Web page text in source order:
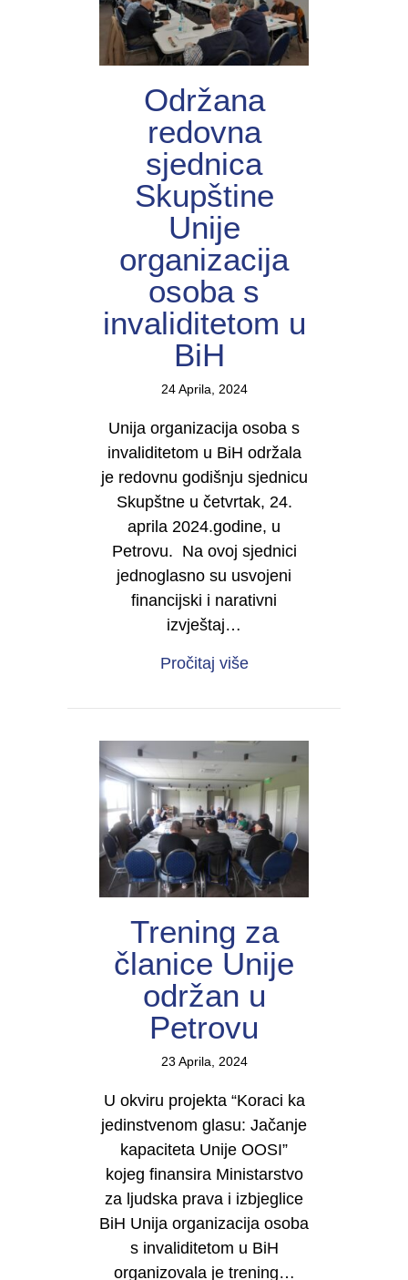
Održana
redovna
sjednica
Skupštine
Unije
organizacija
osoba s
invaliditetom u
BiH
24 Aprila, 2024
Unija organizacija osoba s
invaliditetom u BiH održala
je redovnu godišnju sjednicu
Skupštne u četvrtak, 24.
aprila 2024.godine, u
Petrovu. Na ovoj sjednici
jednoglasno su usvojeni
financijski i narativni
izvještaj…
Pročitaj višeabout Održana
Trening za
članice Unije
održan u
Petrovu
23 Aprila, 2024
U okviru projekta “Koraci ka
jedinstvenom glasu: Jačanje
kapaciteta Unije OOSI”
kojeg finansira Ministarstvo
za ljudska prava i izbjeglice
BiH Unija organizacija osoba
s invaliditetom u BiH
organizovala je trening…